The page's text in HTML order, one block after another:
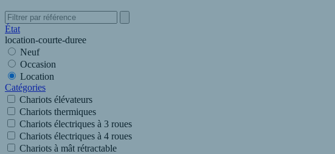
État
location-courte-duree
Neuf
Occasion
Location
Catégories
Chariots élévateurs
Chariots thermiques
Chariots électriques à 3 roues
Chariots électriques à 4 roues
Chariots à mât rétractable